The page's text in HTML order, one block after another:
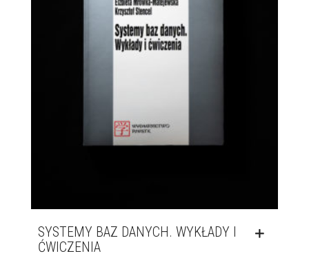
SYSTEMY BAZ DANYCH. WYKŁADY I
ĆWICZENIA